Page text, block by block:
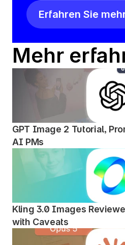
Erfahren Sie
Mehr
GPT Image 2 Tutorial,
AI PMs
Kling 3.0 Images
with Caveats